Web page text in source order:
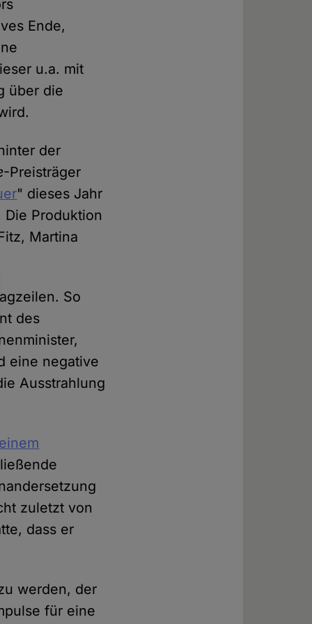
Ende,
u.a. mit
über die
der
-Preisträger
" dieses Jahr
Produktion
Martina
So
des
eine negative
Ausstrahlung
zuletzt von
dass er
werden, der
für eine